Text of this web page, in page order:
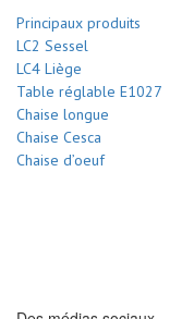
Principaux produits
LC2 Sessel
LC4 Liège
Table réglable E1027
Chaise longue
Chaise Cesca
Chaise d’oeuf